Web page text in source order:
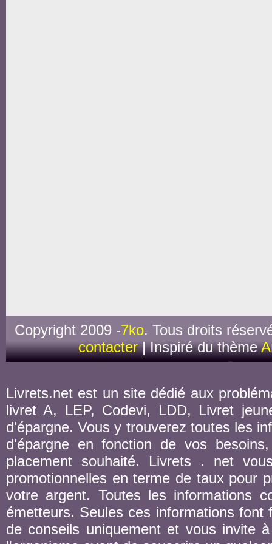
Copyright 2009 -7ko. Tous droits
contacter| Inspiré du thème
Livrets.net est un site dédié aux
livret A, LEP, Codevi, LDD, Livret
d'épargne. Vous y trouverez toutes les
d'épargne en fonction de vos
placement souhaité. Livrets . net
promotionnelles en terme de taux pour
votre argent. Toutes les informations
émetteurs. Seules ces informations
de conseils uniquement et vous invite